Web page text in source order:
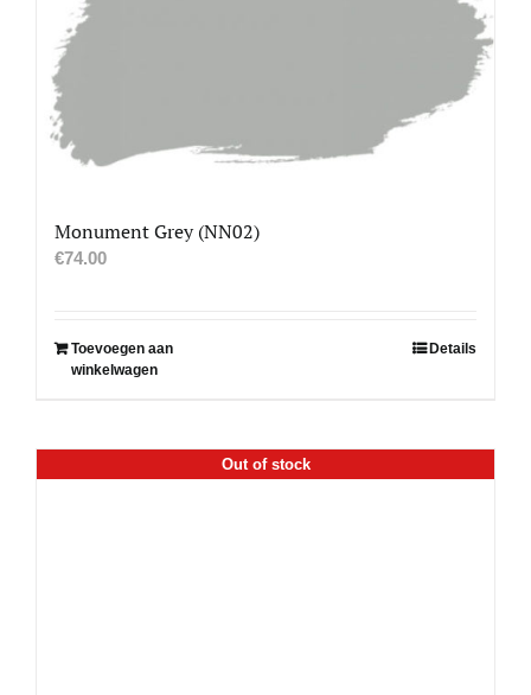
Monument Grey (NN02)
€74.00
Toevoegen aan
winkelwagen
Details
Out of stock